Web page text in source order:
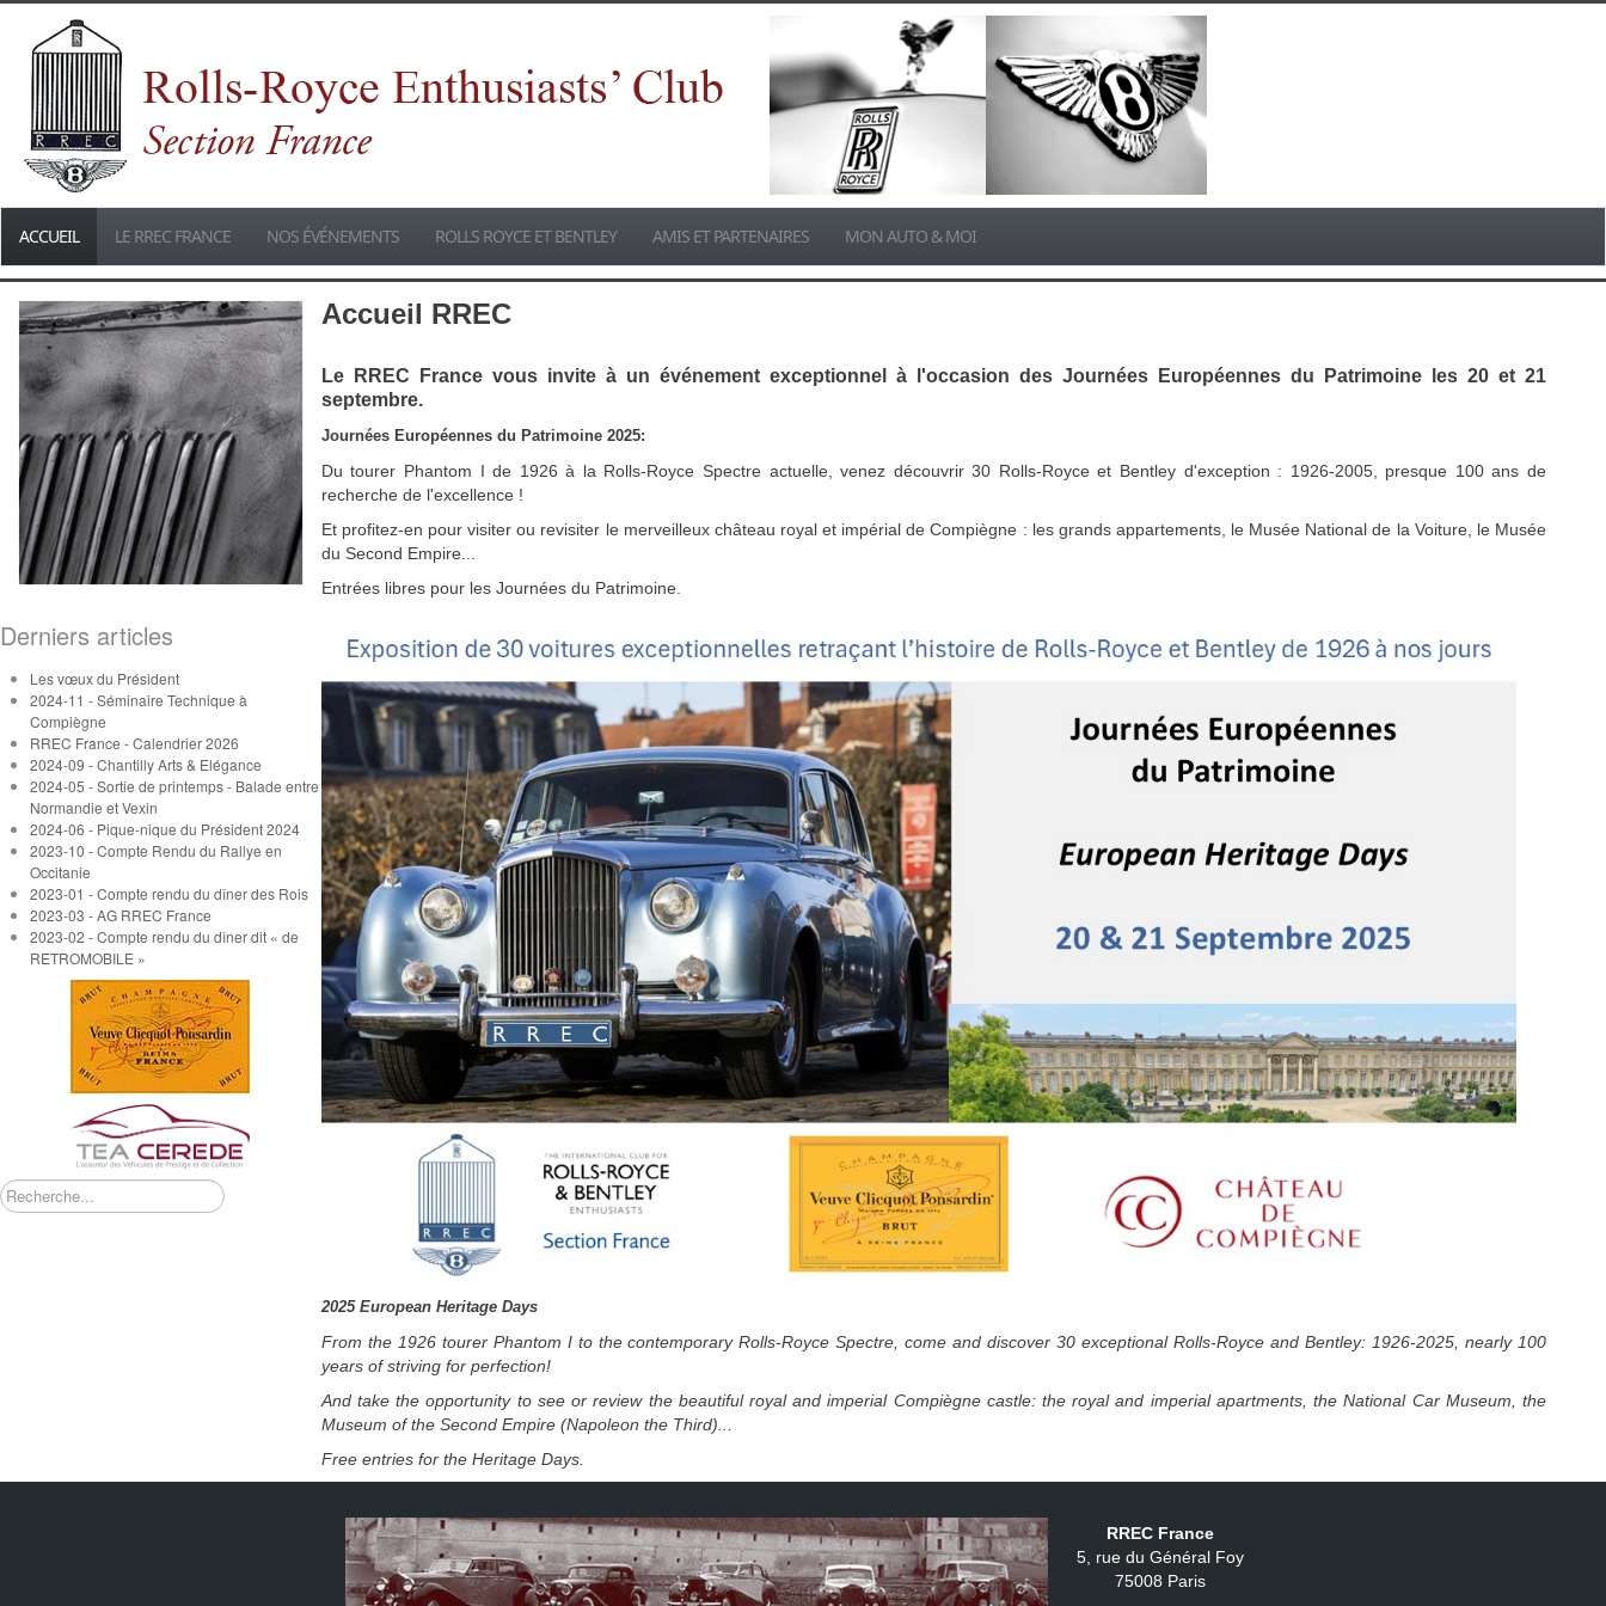
ACCUEIL LE RREC FRANCE NOS ÉVÉNEMENTS ROLLS ROYCE ET BENTLEY AMIS ET PARTENAIRES MON AUTO & MOI
Derniers articles
Les vœux du Président
2024-11 - Séminaire Technique à
Compiègne
RREC France - Calendrier 2026
2024-09 - Chantilly Arts & Elégance
2024-05 - Sortie de printemps - Balade entre
Normandie et Vexin
2024-06 - Pique-nique du Président 2024
2023-10 - Compte Rendu du Rallye en
Occitanie
2023-01 - Compte rendu du dîner des Rois
2023-03 - AG RREC France
2023-02 - Compte rendu du dîner dit « de
RETROMOBILE »
Rechercher
Accueil RREC
Le RREC France vous invite à un événement exceptionnel à l'occasion des Journées Européennes du Patrimoine les 20 et 21
septembre.
Journées Européennes du Patrimoine 2025:
Du tourer Phantom I de 1926 à la Rolls-Royce Spectre actuelle, venez découvrir 30 Rolls-Royce et Bentley d'exception : 1926-2005, presque 100 ans de
recherche de l'excellence !
Et profitez-en pour visiter ou revisiter le merveilleux château royal et impérial de Compiègne : les grands appartements, le Musée National de la Voiture, le Musée
du Second Empire...
Entrées libres pour les Journées du Patrimoine.
2025 European Heritage Days
From the 1926 tourer Phantom I to the contemporary Rolls-Royce Spectre, come and discover 30 exceptional Rolls-Royce and Bentley: 1926-2025, nearly 100
years of striving for perfection!
And take the opportunity to see or review the beautiful royal and imperial Compiègne castle: the royal and imperial apartments, the National Car Museum, the
Museum of the Second Empire (Napoleon the Third)...
Free entries for the Heritage Days.
RREC France
5, rue du Général Foy
75008 Paris